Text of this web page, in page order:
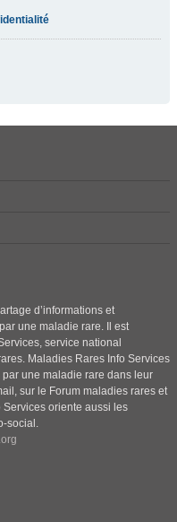
d’informations et
une maladie rare. Il est
service national
Maladies Rares Info Services
une maladie rare dans leur
sur le Forum maladies rares et
oriente aussi les
social.